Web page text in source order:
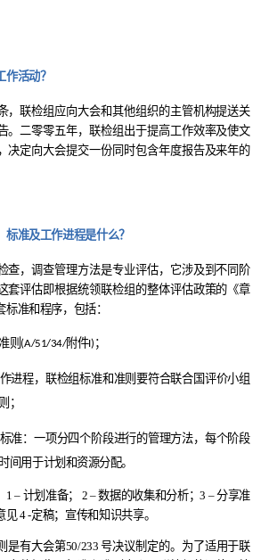
活动？
，联检组应向大会和其他组织的主管机构提送关
。二零零五年，联检组出于提高工作效率及使文
决定向大会提交一份同时包含年度报告及来年的
准及工作进程是什么？
查，调查管理方法是专业评估， 它涉及到不同阶
套评估即根据统领联检组的整体评估政策的《章
准和程序，包括：
则 (A/51/34/附件I) ；
进程，联检组标准和准则要符合联合国评价小组
；
准：一项分四个阶段进行的管理方法，每个阶段
间用于计划和资源分配。
1 – 计划准备； 2 –数据的收集和分析；3 –分享准
见4 -定稿；宣传和知识共享。
是有大会第50/233号决议制定的。为了适用于联